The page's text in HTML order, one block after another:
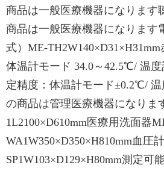
商品は一般医療機器になります
商品は一般医療機器になります
式）ME-TH2W140×D31×H31mm
体温計モード 34.0～42.5℃/ 温
定精度：体温計モード±0.2℃/
の商品は管理医療機器になりま
1L2100×D610mm医療用洗面器
WA1W350×D350×H810mm血圧
SP1W103×D129×H80mm測定可